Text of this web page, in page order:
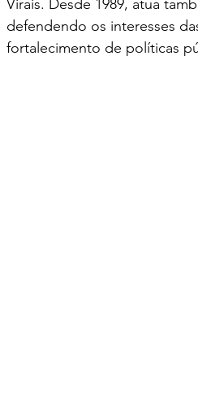
Virais. Desde 1989, atua
defendendo os interesses
fortalecimento de políticas